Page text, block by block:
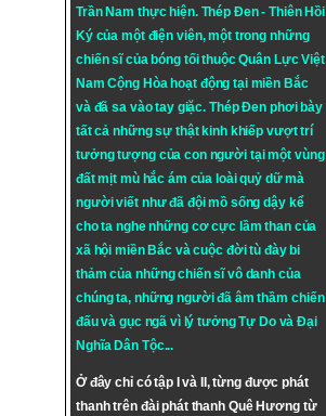
Trần Nam thực hiện. Thép Đen- Thiên Hồi
Ký của một điện viên, một trong những
chiến sĩ của bóng tối thuộc Quân Lực Việt
Nam Cộng Hòa hoạt động tại miền Bắc
và đã sa vào tay giặc. Thép Đen phơi bày
tất cả những sự thật kinh khiếp vượt trí
tưởng tượng của con người tại một vùng
đất mịt mù hắc ám của loài quỷ dữ mà
người viết như đã đội mồ sống dậy kể
cho ta nghe những cơ cực lầm than của
xã hội miền Bắc và cuộc đời tù đày bi
thảm của những chiến sĩ vô danh của
chúng ta, những người đã âm thầm chiến
đấu và gục ngã vì lý tưởngTự DovàĐại
Nghĩa Dân Tộc...
Ở đây chỉ có tập I và II, từng được phát
thanh trên đài phát thanh Quê Hương từ